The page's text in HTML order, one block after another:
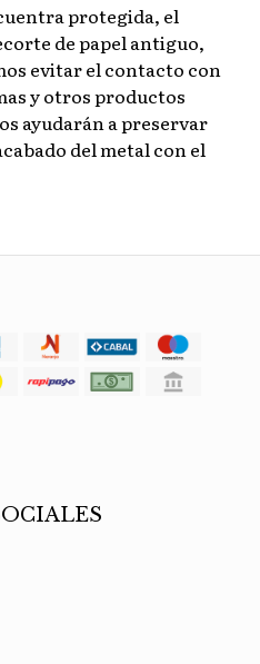
protegida, el
de papel antiguo,
evitar el contacto con
y otros productos
ayudarán a preservar
del metal con el